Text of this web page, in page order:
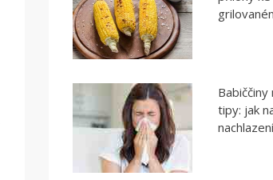
Babiččiny
tipy: jak